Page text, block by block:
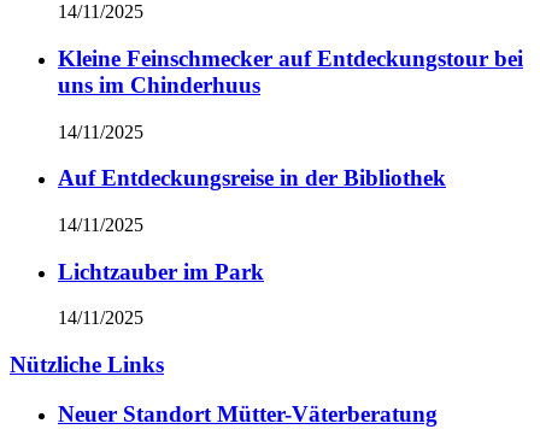
14/11/2025
Kleine Feinschmecker auf Entdeckungstour bei
uns im Chinderhuus
14/11/2025
Auf Entdeckungsreise in der Bibliothek
14/11/2025
Lichtzauber im Park
14/11/2025
Nützliche Links
Neuer Standort Mütter-Väterberatung